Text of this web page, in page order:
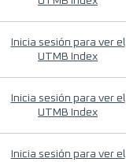
Inicia sesión para ver el
UTMB Index
Inicia sesión para ver el
UTMB Index
Inicia sesión para ver el